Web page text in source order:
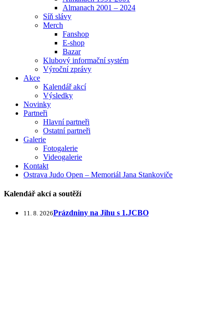
Almanach 2001 – 2024
Síň slávy
Merch
Fanshop
E-shop
Bazar
Klubový informační systém
Výroční zprávy
Akce
Kalendář akcí
Výsledky
Novinky
Partneři
Hlavní partneři
Ostatní partneři
Galerie
Fotogalerie
Videogalerie
Kontakt
Ostrava Judo Open – Memoriál Jana Stankoviče
Kalendář akcí a soutěží
11. 8. 2026Prázdniny na Jihu s 1.JCBO